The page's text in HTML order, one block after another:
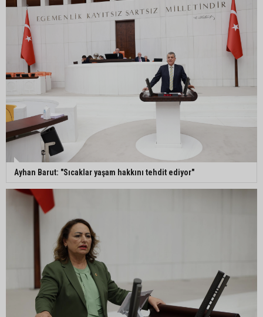
Büyükşehir açıkladı: Yasaklı ırk köpeğe mevzuat
kapsamında işlem yapıldı
Doğan: "Kredi limitleri her yıl enflasyon oranı
dikkate alınarak güncellenmelidir"
Ayhan Barut: "Sıcaklar yaşam hakkını tehdit ediyor"